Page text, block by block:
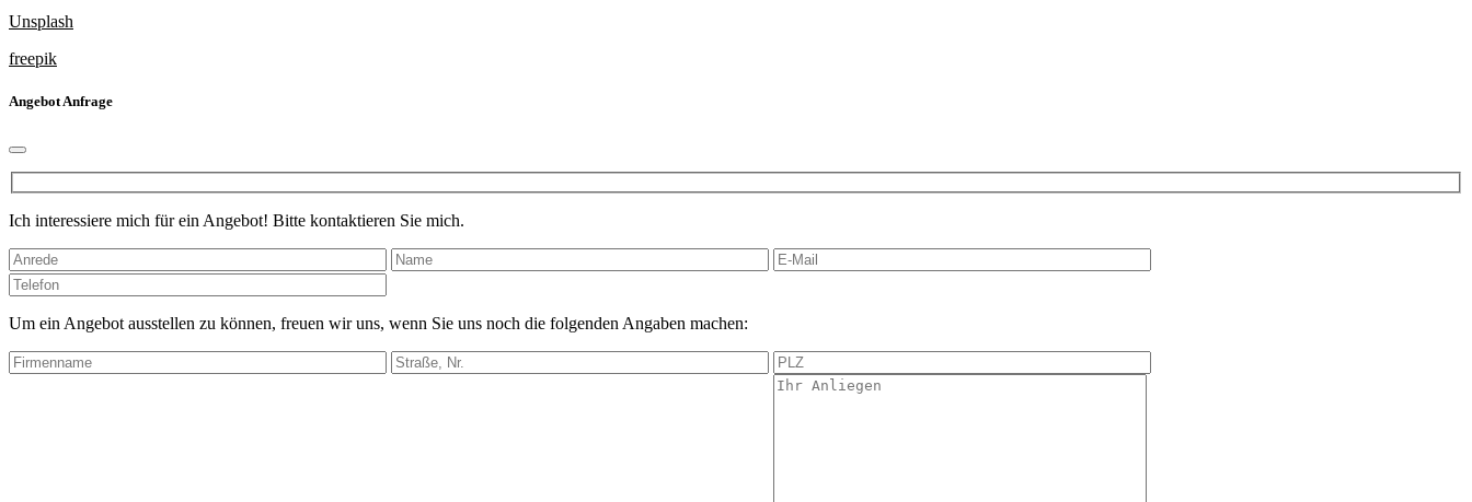
Unsplash
freepik
Angebot Anfrage
Ich interessiere mich für ein Angebot! Bitte kontaktieren Sie mich.
Bitte
lasse
dieses
leer.
Um ein Angebot ausstellen zu können, freuen wir uns, wenn Sie uns noch die folgenden Angaben machen: